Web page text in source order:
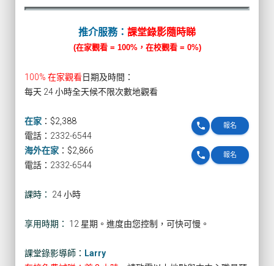
推介服務： 課堂錄影隨時睇
(在家觀看 = 100%，在校觀看 = 0%)
100% 在家觀看日期及時間：
每天 24 小時全天候不限次數地觀看
在家 ： $2,388 報名
phone
電話：2332-6544
海外在家 ： $2,866 報名
phone
電話：2332-6544
課時： 24 小時
享用時期： 12 星期。進度由您控制，可快可慢。
課堂錄影導師： Larry